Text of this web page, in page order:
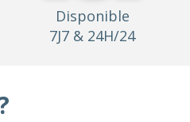
Disponible
7J7 & 24H/24